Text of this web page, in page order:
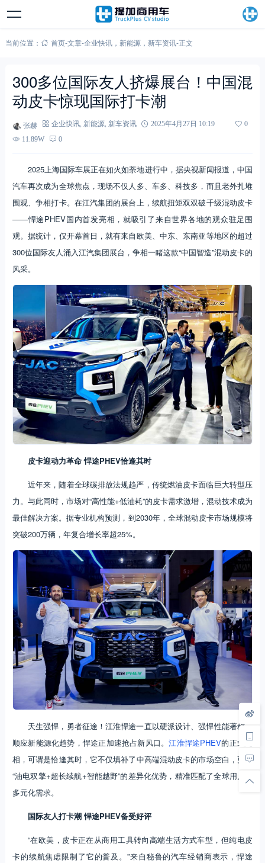
当前位置： 首页-文章-企业快讯， 新能源， 新车资讯-正文
300多位国际友人挤爆展台！中国混
动皮卡惊现国际打卡潮
张赫 企业快讯, 新能源, 新车资讯 2025年4月27日 10:19
0
11.89W
0
2025上海国际车展正在如火如荼地进行中，据央视新闻报道，中国
汽车再次成为全球焦点，现场不仅人多、车多、科技多，而且老外扎堆
围观、争相打卡。在江汽集团的展台上，续航扭矩双双破千级混动皮卡
——悍途PHEV国内首发亮相，就吸引了来自世界各地的观众驻足围
观。据统计，仅开幕首日，就有来自欧美、中东、东南亚等地区的超过
300位国际友人涌入江汽集团展台，争相一睹这款“中国智造”混动皮卡的
风采。
皮卡迎动力革命 悍途PHEV恰逢其时
近年来，随着全球碳排放法规趋严，传统燃油皮卡面临巨大转型压
力。与此同时，市场对“高性能+低油耗”的皮卡需求激增，混动技术成为
最佳解决方案。据专业机构预测，到2030年，全球混动皮卡市场规模将
突破200万辆，年复合增长率超25%。
天生强悍，勇者征途！江淮悍途一直以硬派设计、强悍性能著称。
顺应新能源化趋势，悍途正加速抢占新风口。江淮悍途PHEV的正式亮
相，可谓是恰逢其时，它不仅填补了中高端混动皮卡的市场空白，更以
“油电双擎+超长续航+智能越野”的差异化优势，精准匹配了全球用户的
多元化需求。
国际友人打卡潮 悍途PHEV备受好评
“在欧美，皮卡正在从商用工具转向高端生活方式车型，但纯电皮
卡的续航焦虑限制了它的普及。”来自秘鲁的汽车经销商表示，悍途